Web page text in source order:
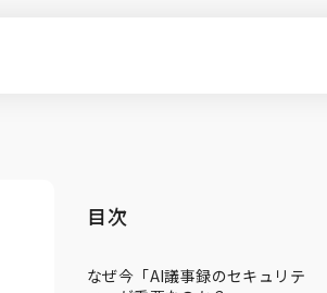
目次
なぜ今「AI議事録のセキュリテ